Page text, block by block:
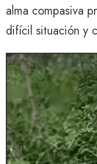
alma compasiva
difícil situación y